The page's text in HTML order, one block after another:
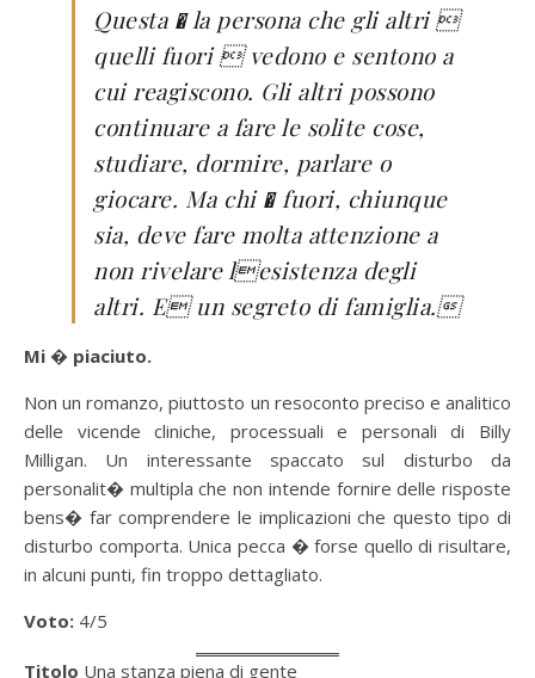
Questa � la persona che gli altri 
quelli fuori  vedono e sentono a
cui reagiscono. Gli altri possono
continuare a fare le solite cose,
studiare, dormire, parlare o
giocare. Ma chi � fuori, chiunque
sia, deve fare molta attenzione a
non rivelare lesistenza degli
altri. E un segreto di famiglia.
Mi � piaciuto.
Non un romanzo, piuttosto un resoconto preciso e analitico
delle vicende cliniche, processuali e personali di Billy
Milligan. Un interessante spaccato sul disturbo da
personalit� multipla che non intende fornire delle risposte
bens� far comprendere le implicazioni che questo tipo di
disturbo comporta. Unica pecca � forse quello di risultare,
in alcuni punti, fin troppo dettagliato.
Voto: 4/5
Titolo Una stanza piena di gente